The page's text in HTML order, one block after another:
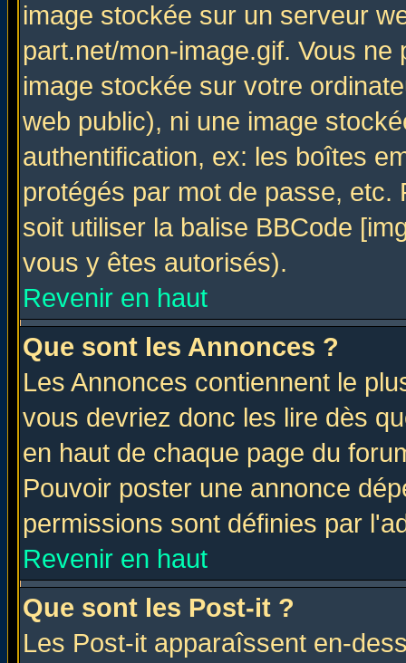
image stockée sur un serveur
part.net/mon-image.gif. Vous
image stockée sur votre
web public), ni une image
authentification, ex: les boîtes
protégés par mot de passe,
soit utiliser la balise BBCode
vous y êtes autorisés).
Revenir en haut
Que sont les Annonces ?
Les Annonces contiennent le
vous devriez donc les lire dès
en haut de chaque page du
Pouvoir poster une annonce
permissions sont définies par
Revenir en haut
Que sont les Post-it ?
Les Post-it apparaîssent en-